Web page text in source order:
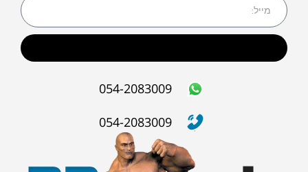
054-2083009
054-2083009